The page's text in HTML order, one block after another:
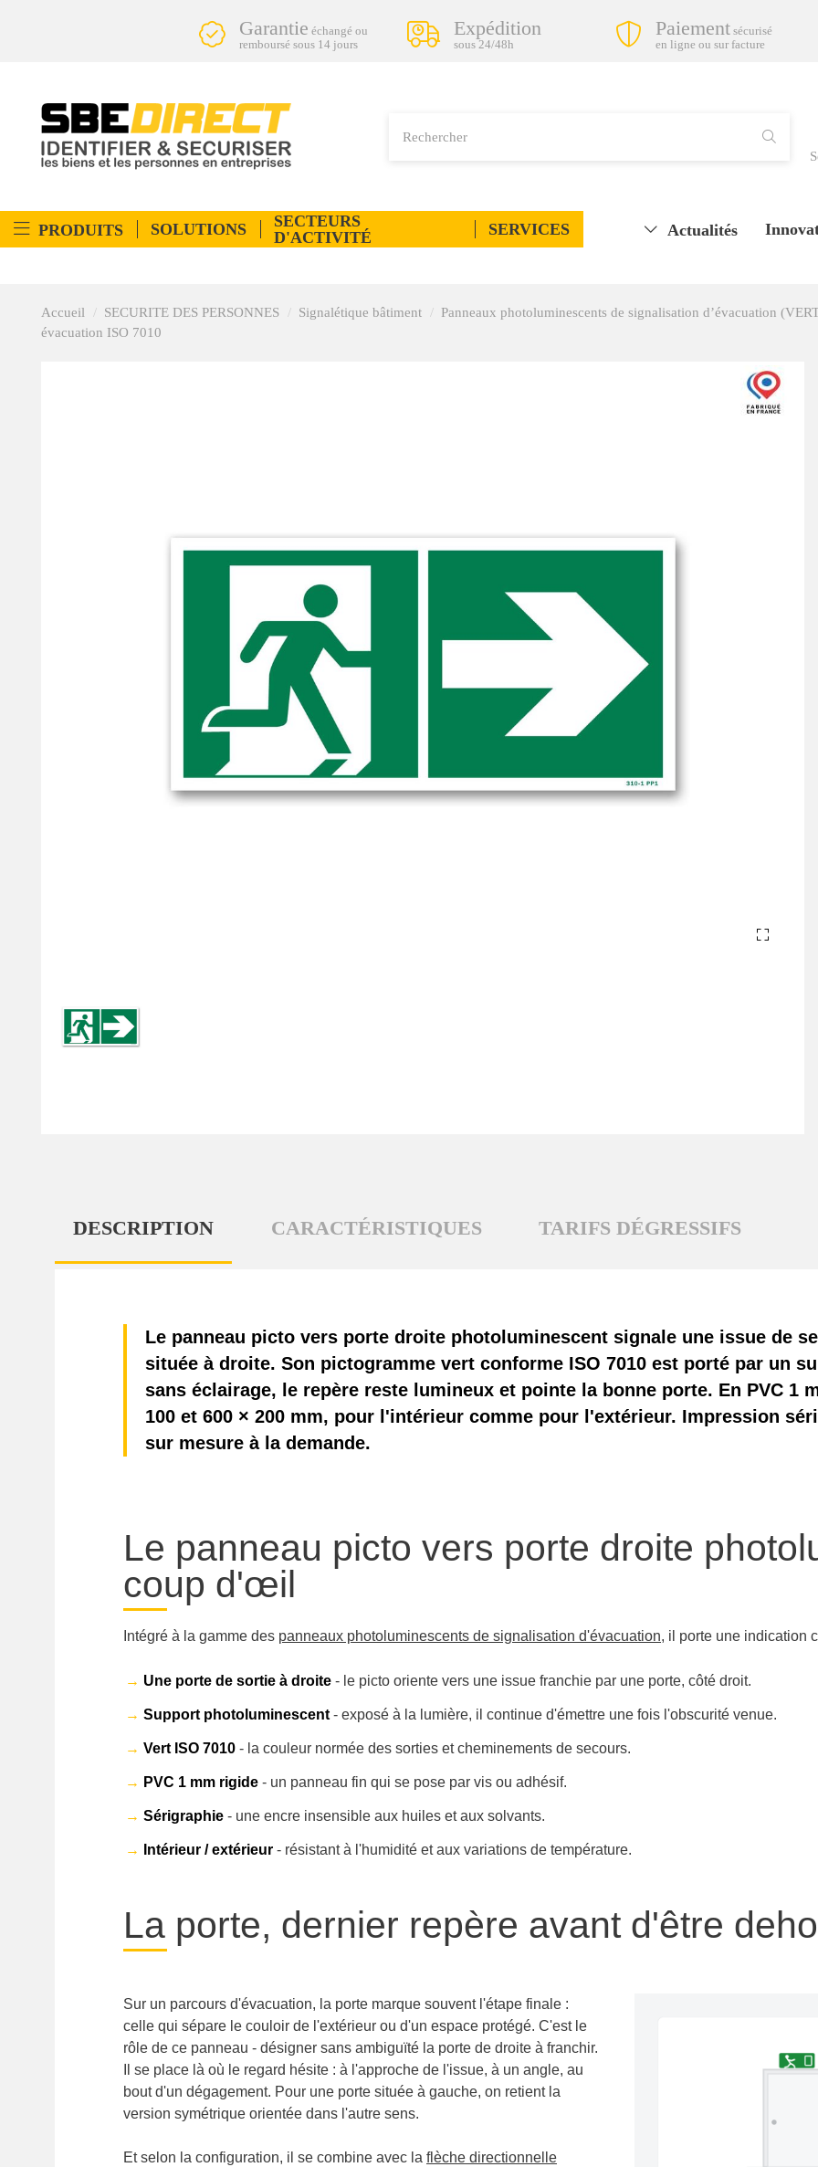
Garantie échangé ou
remboursé sous 14 jours
Expédition
sous 24/48h
Paiement sécurisé
en ligne ou sur facture
PRODUITS SOLUTIONS
SECTEURS
D'ACTIVITÉ
SERVICES Actualités
Accueil SECURITE DES PERSONNES Signalétique bâtiment
Panneaux photoluminescents de signalisation d’évacuation
évacuation ISO 7010
DESCRIPTION CARACTÉRISTIQUES TARIFS DÉGRESSIFS
Le panneau picto vers porte droite photoluminescent signale une issue de
située à droite. Son pictogramme vert conforme ISO 7010 est porté par un
sans éclairage, le repère reste lumineux et pointe la bonne porte. En PVC 1
100 et 600 × 200 mm, pour l'intérieur comme pour l'extérieur. Impression
sur mesure à la demande.
Le panneau picto vers porte droite
coup d'œil
Intégré à la gamme des panneaux photoluminescents de signalisation d'évacuation, il porte une indication
→ Une porte de sortie à droite - le picto oriente vers une issue franchie par une porte, côté droit.
→ Support photoluminescent - exposé à la lumière, il continue d'émettre une fois l'obscurité venue.
→ Vert ISO 7010 - la couleur normée des sorties et cheminements de secours.
→ PVC 1 mm rigide - un panneau fin qui se pose par vis ou adhésif.
→ Sérigraphie - une encre insensible aux huiles et aux solvants.
→ Intérieur / extérieur - résistant à l'humidité et aux variations de température.
La porte, dernier repère avant d'être
Sur un parcours d'évacuation, la porte marque souvent l'étape finale :
celle qui sépare le couloir de l'extérieur ou d'un espace protégé. C'est le
rôle de ce panneau - désigner sans ambiguïté la porte de droite à franchir.
Il se place là où le regard hésite : à l'approche de l'issue, à un angle, au
bout d'un dégagement. Pour une porte située à gauche, on retient la
version symétrique orientée dans l'autre sens.
Et selon la configuration, il se combine avec la flèche directionnelle